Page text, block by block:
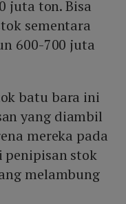
juta ton. Bisa
sementara
600-700 juta
batu bara ini
yang diambil
mereka pada
penipisan stok
melambung